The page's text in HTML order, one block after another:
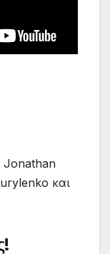
Jonathan
και